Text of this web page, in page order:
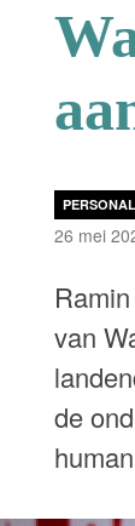
26 mei
van
de